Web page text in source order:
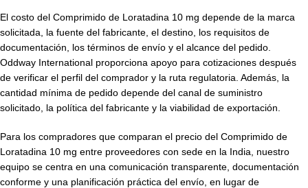
El costo del Comprimido de Loratadina 10 mg depende de la marca
solicitada, la fuente del fabricante, el destino, los requisitos de
documentación, los términos de envío y el alcance del pedido.
Oddway International proporciona apoyo para cotizaciones después
de verificar el perfil del comprador y la ruta regulatoria. Además, la
cantidad mínima de pedido depende del canal de suministro
solicitado, la política del fabricante y la viabilidad de exportación.
Para los compradores que comparan el precio del Comprimido de
Loratadina 10 mg entre proveedores con sede en la India, nuestro
equipo se centra en una comunicación transparente, documentación
conforme y una planificación práctica del envío, en lugar de